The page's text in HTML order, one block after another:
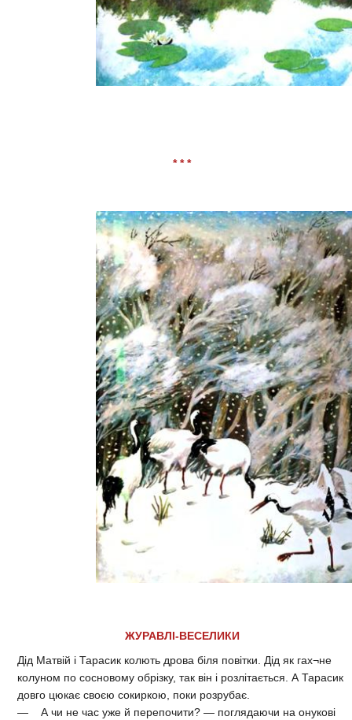
* * *
ЖУРАВЛІ-ВЕСЕЛИКИ
Дід Матвій і Тарасик колють дрова біля повітки. Дід як гах¬не
колуном по сосновому обрізку, так він і розлітається. А Тарасик
довго цюкає своєю сокиркою, поки розрубає.
— А чи не час уже й перепочити? — поглядаючи на онукові